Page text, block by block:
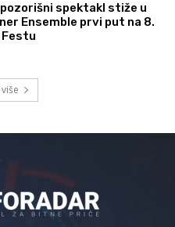
spektakl stiže u
Ensemble prvi put na 8.